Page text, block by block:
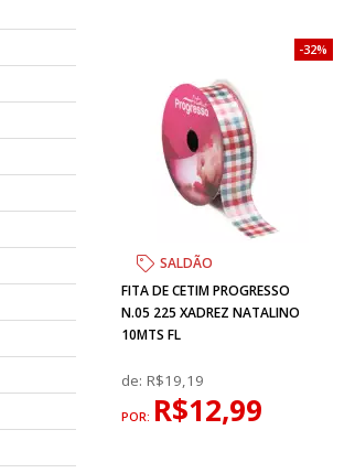
SALDÃO
FITA DE CETIM PROGRESSO
N.05 225 XADREZ NATALINO
10MTS FL
de:R$19,19
POR: R$12,99
32%